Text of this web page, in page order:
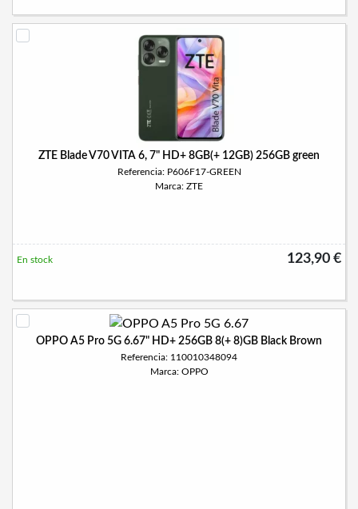
ZTE Blade V70 VITA 6, 7" HD+ 8GB(+ 12GB) 256GB green
Referencia: P606F17-GREEN
Marca: ZTE
123,90 €
En stock
OPPO A5 Pro 5G 6.67" HD+ 256GB 8(+ 8)GB Black Brown
Referencia: 110010348094
Marca: OPPO